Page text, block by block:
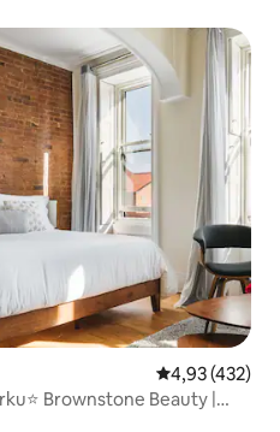
Średnia
4,93 (432)
Brownstone Beauty |